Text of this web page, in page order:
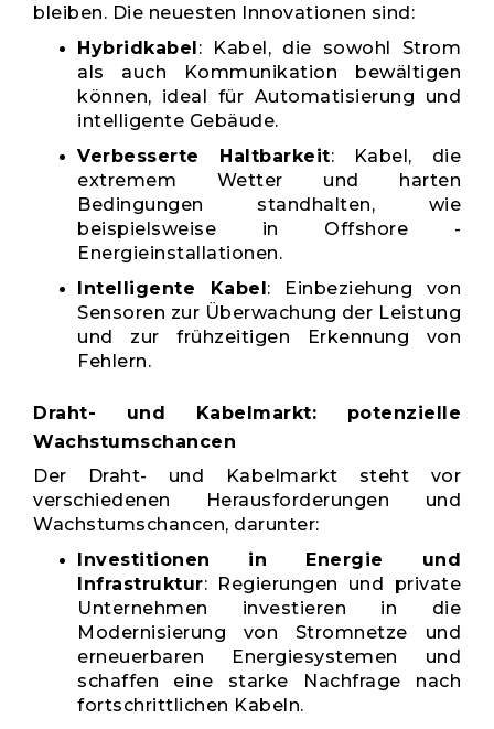
bleiben. Die neuesten Innovationen sind:
Hybridkabel: Kabel, die sowohl Strom
als auch Kommunikation bewältigen
können, ideal für Automatisierung und
intelligente Gebäude.
Verbesserte Haltbarkeit: Kabel, die
extremem Wetter und harten
Bedingungen standhalten, wie
beispielsweise in Offshore -
Energieinstallationen.
Intelligente Kabel: Einbeziehung von
Sensoren zur Überwachung der Leistung
und zur frühzeitigen Erkennung von
Fehlern.
Draht- und Kabelmarkt: potenzielle
Wachstumschancen
Der Draht- und Kabelmarkt steht vor
verschiedenen Herausforderungen und
Wachstumschancen, darunter:
Investitionen in Energie und
Infrastruktur: Regierungen und private
Unternehmen investieren in die
Modernisierung von Stromnetze und
erneuerbaren Energiesystemen und
schaffen eine starke Nachfrage nach
fortschrittlichen Kabeln.